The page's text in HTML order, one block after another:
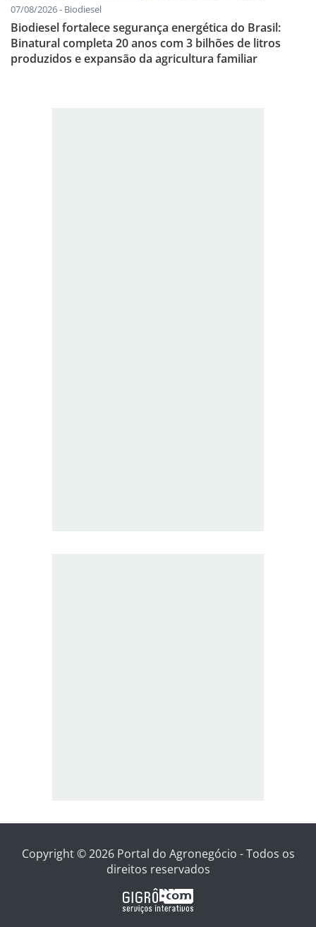
07/08/2026 - Biodiesel
Biodiesel fortalece segurança energética do Brasil:
Binatural completa 20 anos com 3 bilhões de litros
produzidos e expansão da agricultura familiar
Copyright © 2026 Portal do Agronegócio - Todos os
direitos reservados